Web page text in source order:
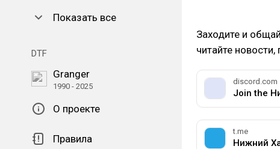
Показать все
DTF
Granger
1990 - 2025
О проекте
Правила
Заходите и
читайте
discord.com
Join the
t.me
Нижний